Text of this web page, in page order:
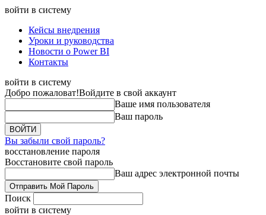
войти в систему
Кейсы внедрения
Уроки и руководства
Новости о Power BI
Контакты
войти в систему
Добро пожаловат!Войдите в свой аккаунт
Ваше имя пользователя
Ваш пароль
Вы забыли свой пароль?
восстановление пароля
Восстановите свой пароль
Ваш адрес электронной почты
Поиск
войти в систему